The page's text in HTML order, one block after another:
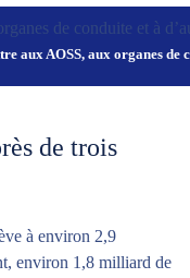
aux AOSS, aux organes de
de trois
à environ 2,9
environ 1,8 milliard de